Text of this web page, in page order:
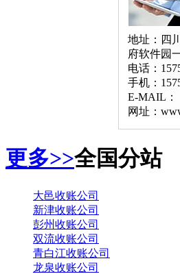
地址：四
府软件园
电话：
手机：
E-MAIL：
网址：
更多>>全国分站
大邑收账公司
新津收账公司
彭州收账公司
双流收账公司
青白江收账公司
龙泉收账公司